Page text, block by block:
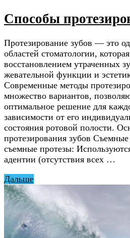
Способы
Протезирование зубов — это
областей стоматологии,
восстановлением утраченных
жевательной функции и
Современные методы
множество вариантов,
оптимальное решение для
зависимости от его
состояния ротовой полости.
протезирования зубов
съемные протезы:
адентии (отсутствия всех …
Дальше